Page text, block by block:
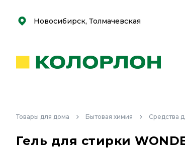
Скоро
Скоро
Новосибирск, Толмачевская
Товары для дома Бытовая химия Средства
Гель для стирки